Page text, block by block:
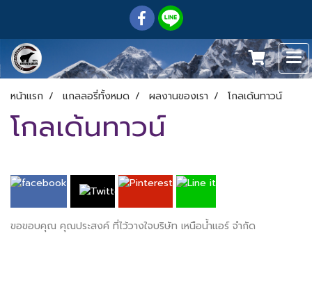
หน้าแรก แกลลอรี่ทั้งหมด ผลงานของเรา โกลเด้นทาวน์
โกลเด้นทาวน์
ขอขอบคุณ คุณประสงค์​ ที่ไว้วางใจบริษัท เหนือน้ำแอร์ จำกัด